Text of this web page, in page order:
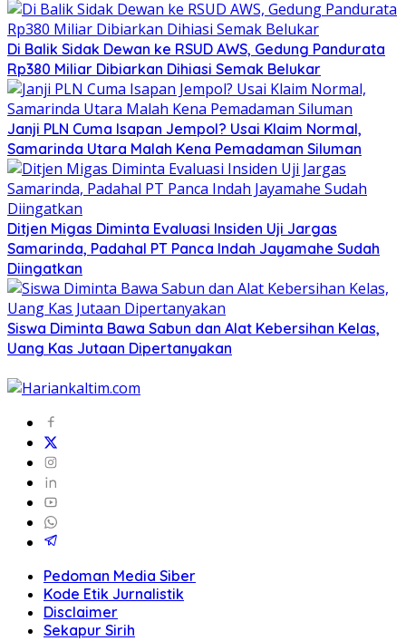
Di Balik Sidak Dewan ke RSUD AWS, Gedung Pandurata
Rp380 Miliar Dibiarkan Dihiasi Semak Belukar
Janji PLN Cuma Isapan Jempol? Usai Klaim Normal,
Samarinda Utara Malah Kena Pemadaman Siluman
Ditjen Migas Diminta Evaluasi Insiden Uji Jargas
Samarinda, Padahal PT Panca Indah Jayamahe Sudah
Diingatkan
Siswa Diminta Bawa Sabun dan Alat Kebersihan Kelas,
Uang Kas Jutaan Dipertanyakan
Pedoman Media Siber
Kode Etik Jurnalistik
Disclaimer
Sekapur Sirih